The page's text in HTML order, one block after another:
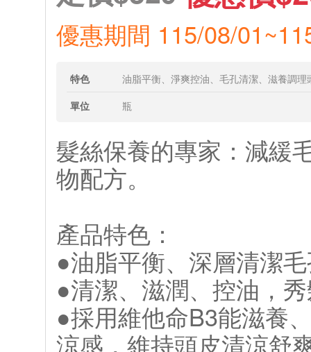
優惠期間 115/08/
特色
油脂平衡、淨爽控油、毛孔清潔、滋養調
單位
瓶
髮絲保養的專家：減緩
物配方。
產品特色：
●油脂平衡、深層清潔
●清潔、滋潤、控油，
●採用維他命B3能滋養
涼感，維持頭皮清涼舒